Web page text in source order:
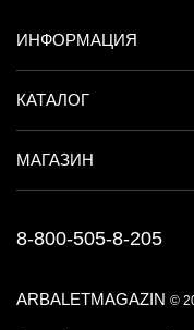
ARBALETMAGAZIN ©
ИНФОРМАЦИЯ
КАТАЛОГ
МАГАЗИН
8-800-505-8-205